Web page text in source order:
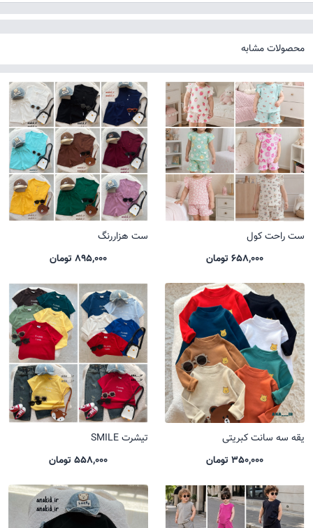
محصولات مشابه
ست راحت کول
658,000 تومان
ست هزاررنگ
895,000 تومان
یقه سه سانت کبریتی
350,000 تومان
تیشرت SMILE
558,000 تومان